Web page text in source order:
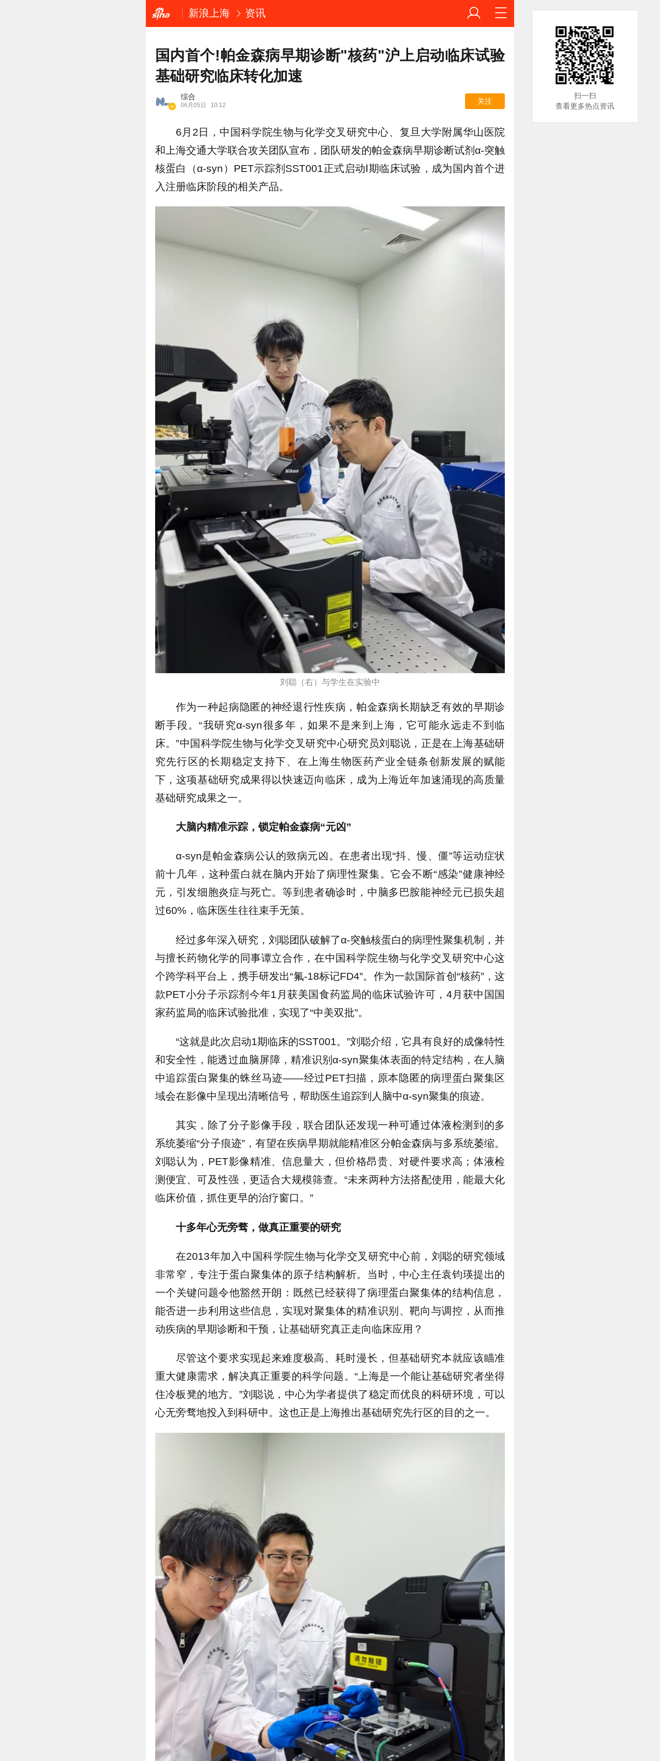
新浪上海 资讯
国内首个!帕金森病早期诊断"核药"沪上启动临床试验
基础研究临床转化加速
综合
06月05日 10:12
关注
6月2日，中国科学院生物与化学交叉研究中心、复旦大学附属华山医院
和上海交通大学联合攻关团队宣布，团队研发的帕金森病早期诊断试剂α-突触
核蛋白（α-syn）PET示踪剂SST001正式启动Ⅰ期临床试验，成为国内首个进
入注册临床阶段的相关产品。
刘聪（右）与学生在实验中
作为一种起病隐匿的神经退行性疾病，帕金森病长期缺乏有效的早期诊
断手段。“我研究α-syn很多年，如果不是来到上海，它可能永远走不到临
床。”中国科学院生物与化学交叉研究中心研究员刘聪说，正是在上海基础研
究先行区的长期稳定支持下、在上海生物医药产业全链条创新发展的赋能
下，这项基础研究成果得以快速迈向临床，成为上海近年加速涌现的高质量
基础研究成果之一。
大脑内精准示踪，锁定帕金森病“元凶”
α-syn是帕金森病公认的致病元凶。在患者出现“抖、慢、僵”等运动症状
前十几年，这种蛋白就在脑内开始了病理性聚集。它会不断“感染”健康神经
元，引发细胞炎症与死亡。等到患者确诊时，中脑多巴胺能神经元已损失超
过60%，临床医生往往束手无策。
经过多年深入研究，刘聪团队破解了α-突触核蛋白的病理性聚集机制，并
与擅长药物化学的同事谭立合作，在中国科学院生物与化学交叉研究中心这
个跨学科平台上，携手研发出“氟-18标记FD4”。作为一款国际首创“核药”，这
款PET小分子示踪剂今年1月获美国食药监局的临床试验许可，4月获中国国
家药监局的临床试验批准，实现了“中美双批”。
“这就是此次启动1期临床的SST001。”刘聪介绍，它具有良好的成像特性
和安全性，能透过血脑屏障，精准识别α-syn聚集体表面的特定结构，在人脑
中追踪蛋白聚集的蛛丝马迹——经过PET扫描，原本隐匿的病理蛋白聚集区
域会在影像中呈现出清晰信号，帮助医生追踪到人脑中α-syn聚集的痕迹。
其实，除了分子影像手段，联合团队还发现一种可通过体液检测到的多
系统萎缩“分子痕迹”，有望在疾病早期就能精准区分帕金森病与多系统萎缩。
刘聪认为，PET影像精准、信息量大，但价格昂贵、对硬件要求高；体液检
测便宜、可及性强，更适合大规模筛查。“未来两种方法搭配使用，能最大化
临床价值，抓住更早的治疗窗口。”
十多年心无旁骛，做真正重要的研究
在2013年加入中国科学院生物与化学交叉研究中心前，刘聪的研究领域
非常窄，专注于蛋白聚集体的原子结构解析。当时，中心主任袁钧瑛提出的
一个关键问题令他豁然开朗：既然已经获得了病理蛋白聚集体的结构信息，
能否进一步利用这些信息，实现对聚集体的精准识别、靶向与调控，从而推
动疾病的早期诊断和干预，让基础研究真正走向临床应用？
尽管这个要求实现起来难度极高、耗时漫长，但基础研究本就应该瞄准
重大健康需求，解决真正重要的科学问题。“上海是一个能让基础研究者坐得
住冷板凳的地方。”刘聪说，中心为学者提供了稳定而优良的科研环境，可以
心无旁骛地投入到科研中。这也正是上海推出基础研究先行区的目的之一。
扫一扫
查看更多热点资讯